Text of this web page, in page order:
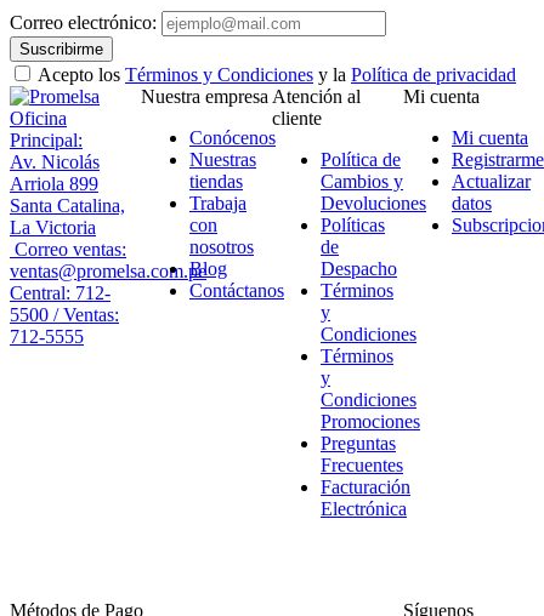
Correo electrónico:
Suscribirme
Acepto los Términos y Condiciones y la Política de privacidad
Oficina
Principal:
Av. Nicolás
Arriola 899
Santa Catalina,
La Victoria
Correo ventas:
ventas@promelsa.com.pe
Central: 712-
5500 / Ventas:
712-5555
Nuestra empresa
Conócenos
Nuestras
tiendas
Trabaja
con
nosotros
Blog
Contáctanos
Atención al
cliente
Política de
Cambios y
Devoluciones
Políticas
de
Despacho
Términos
y
Condiciones
Términos
y
Condiciones
Promociones
Preguntas
Frecuentes
Facturación
Electrónica
Mi cuenta
Mi cuenta
Registrarme
Actualizar
datos
Métodos de Pago Síguenos